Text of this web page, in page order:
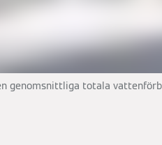
genomsnittliga totala